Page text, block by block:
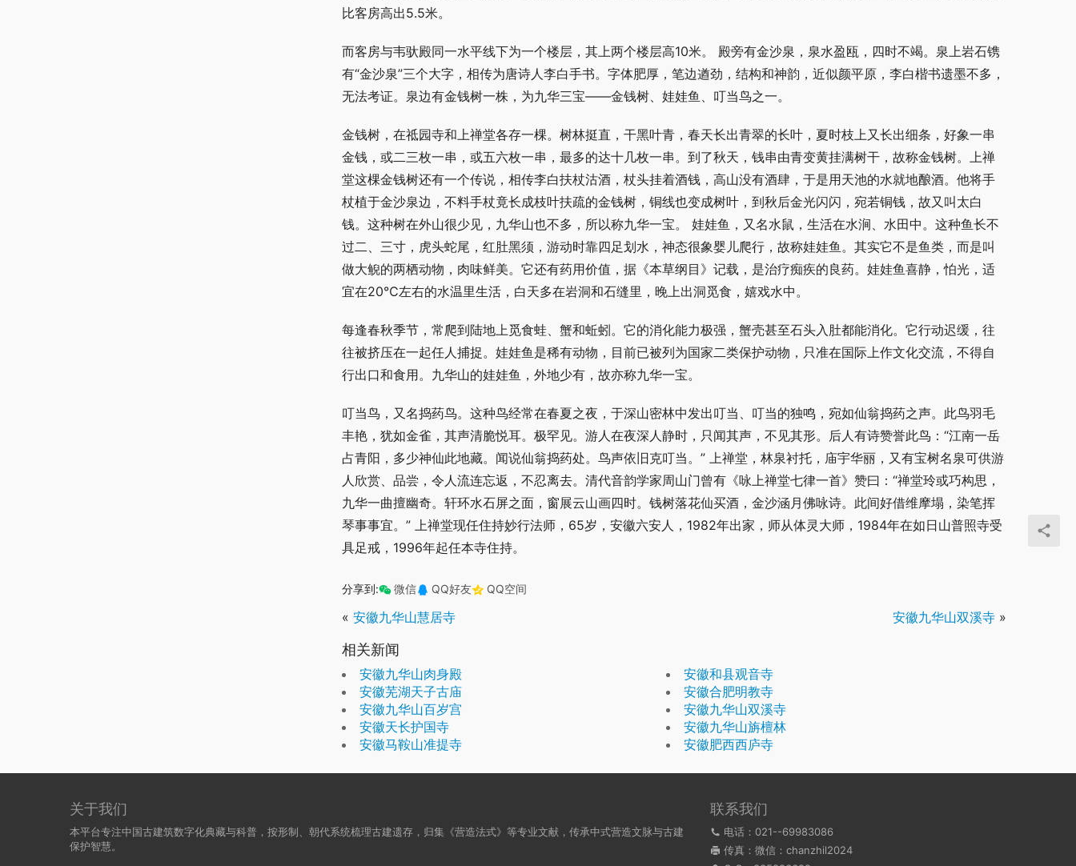
比客房高出5.5米。
而客房与韦驮殿同一水平线下为一个楼层，其上两个楼层高10米。 殿旁有金沙泉，泉水盈瓯，四时不竭。泉上岩石镌
有“金沙泉”三个大字，相传为唐诗人李白手书。字体肥厚，笔边遒劲，结构和神韵，近似颜平原，李白楷书遗墨不多，
无法考证。泉边有金钱树一株，为九华三宝——金钱树、娃娃鱼、叮当鸟之一。
金钱树，在祗园寺和上禅堂各存一棵。树林挺直，干黑叶青，春天长出青翠的长叶，夏时枝上又长出细条，好象一串
金钱，或二三枚一串，或五六枚一串，最多的达十几枚一串。到了秋天，钱串由青变黄挂满树干，故称金钱树。上禅
堂这棵金钱树还有一个传说，相传李白扶杖沽酒，杖头挂着酒钱，高山没有酒肆，于是用天池的水就地酿酒。他将手
杖植于金沙泉边，不料手杖竟长成枝叶扶疏的金钱树，铜线也变成树叶，到秋后金光闪闪，宛若铜钱，故又叫太白
钱。这种树在外山很少见，九华山也不多，所以称九华一宝。 娃娃鱼，又名水鼠，生活在水涧、水田中。这种鱼长不
过二、三寸，虎头蛇尾，红肚黑须，游动时靠四足划水，神态很象婴儿爬行，故称娃娃鱼。其实它不是鱼类，而是叫
做大鲵的两栖动物，肉味鲜美。它还有药用价值，据《本草纲目》记载，是治疗痴疾的良药。娃娃鱼喜静，怕光，适
宜在20℃左右的水温里生活，白天多在岩洞和石缝里，晚上出洞觅食，嬉戏水中。
每逢春秋季节，常爬到陆地上觅食蛙、蟹和蚯蚓。它的消化能力极强，蟹壳甚至石头入肚都能消化。它行动迟缓，往
往被挤压在一起任人捕捉。娃娃鱼是稀有动物，目前已被列为国家二类保护动物，只准在国际上作文化交流，不得自
行出口和食用。九华山的娃娃鱼，外地少有，故亦称九华一宝。
叮当鸟，又名捣药鸟。这种鸟经常在春夏之夜，于深山密林中发出叮当、叮当的独鸣，宛如仙翁捣药之声。此鸟羽毛
丰艳，犹如金雀，其声清脆悦耳。极罕见。游人在夜深人静时，只闻其声，不见其形。后人有诗赞誉此鸟：“江南一岳
占青阳，多少神仙此地藏。闻说仙翁捣药处。鸟声依旧克叮当。” 上禅堂，林泉衬托，庙宇华丽，又有宝树名泉可供游
人欣赏、品尝，令人流连忘返，不忍离去。清代音韵学家周山门曾有《咏上禅堂七律一首》赞曰：“禅堂玲或巧构思，
九华一曲擅幽奇。轩环水石屏之面，窗展云山画四时。钱树落花仙买酒，金沙涵月佛咏诗。此间好借维摩塌，染笔挥
琴事事宜。” 上禅堂现任住持妙行法师，65岁，安徽六安人，1982年出家，师从体灵大师，1984年在如日山普照寺受
具足戒，1996年起任本寺住持。
分享到: 微信 QQ好友 QQ空间
« 安徽九华山慧居寺 安徽九华山双溪寺 »
相关新闻
安徽九华山肉身殿
安徽和县观音寺
安徽芜湖天子古庙
安徽合肥明教寺
安徽九华山百岁宫
安徽九华山双溪寺
安徽天长护国寺
安徽九华山旃檀林
安徽马鞍山准提寺
安徽肥西西庐寺
关于我们
本平台专注中国古建筑数字化典藏与科普，按形制、朝代系统梳理古建遗存，归集《营造法式》等专业文献，传承中式营造文脉与古建
保护智慧。
联系我们
电话：021--69983086
传真：微信：chanzhil2024